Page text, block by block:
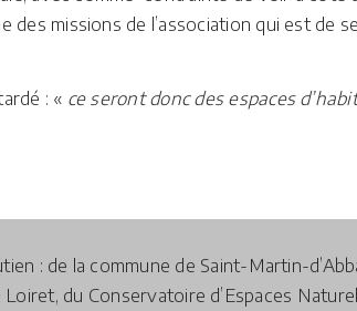
missions de l’association qui est de
: « ce seront donc des espaces
: de la commune de Saint-Martin-
du Conservatoire d’Espaces